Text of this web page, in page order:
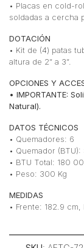
• Placas en cold-
soldadas a cercha
DOTACIÓN
• Kit de (4) patas
altura de 2” a 3”.
OPCIONES Y
• IMPORTANTE:
Natural).
DATOS TÉCNICOS
• Quemadores: 6
• Quemador
• BTU Total: 180
• Peso: 300 Kg
MEDIDAS
• Frente: 182.9